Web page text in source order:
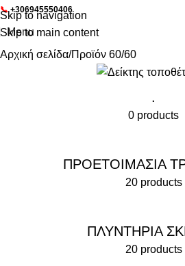
Skip to navigation
Skip to main content
📞 +306945550406
Menu
Αρχική σελίδα Προϊόν 60 60
.
0 products
ΠΡΟΕΤΟΙΜΑΣΙΑ
20 products
ΠΛΥΝΤΗΡΙΑ
20 products